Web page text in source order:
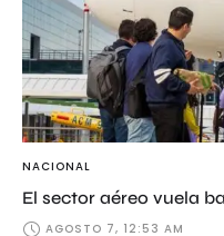
NACIONAL
El sector aéreo vuela
AGOSTO 7, 12:53 AM